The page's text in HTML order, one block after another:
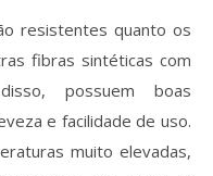
resistentes quanto os
fibras sintéticas com
possuem boas
e facilidade de uso.
muito elevadas,